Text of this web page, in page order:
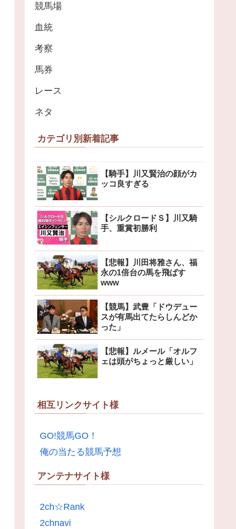
競馬場
血統
考察
馬券
レース
ネタ
カテゴリ別新着記事
【騎手】川又賢治の顔がカ
ッコ良すぎる
【シルクロードＳ】川又騎
手、重賞初勝利
【悲報】川田将雅さん、福
永の1倍台の馬を飛ばす
www
【競馬】武豊「ドウデュー
スが有馬出てたらしんどか
った」
【悲報】ルメール「オルフ
ェは頭がちょっと厳しい」
相互リンクサイト様
GO!競馬GO！
俺の当たる競馬予想
アンテナサイト様
2ch☆Rank
2chnavi